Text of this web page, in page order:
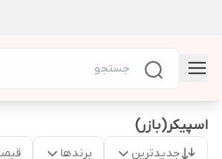
اسپیکر(بازر)
جدیدترین برندها